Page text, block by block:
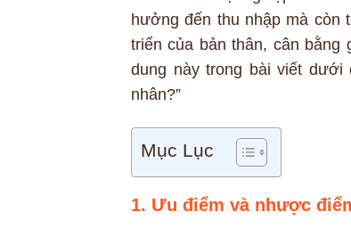
hưởng đến thu nhập mà còn
triển của bản thân, cân
dung này trong bài viết
nhân?”
Mục Lục
1. Ưu điểm và nhược